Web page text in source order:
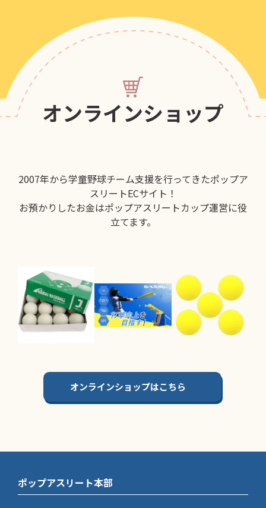
オンラインショップ
2007年から学童野球チーム支援を行ってきたポップア
スリートECサイト！
お預かりしたお金はポップアスリートカップ運営に役
立てます。
オンラインショップはこちら
ポップアスリート本部